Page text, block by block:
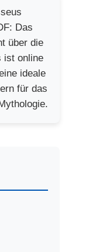
Das
über die
ist online
ideale
für das